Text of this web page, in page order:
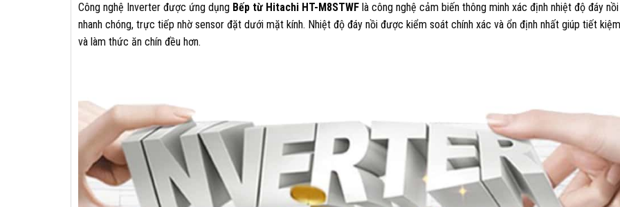
Công nghệ Inverter được ứng dụng Bếp từ Hitachi HT-M8STWF là công nghệ cảm biến thông minh xác định nhiệt độ đáy nồi
nhanh chóng, trực tiếp nhờ sensor đặt dưới mặt kính. Nhiệt độ đáy nồi được kiểm soát chính xác và ổn định nhất giúp tiết
và làm thức ăn chín đều hơn.